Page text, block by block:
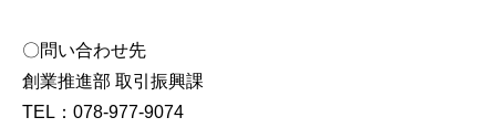
〇問い合わせ先
創業推進部 取引振興課
TEL：078-977-9074